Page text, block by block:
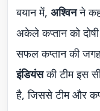
बयान में, अश्विनने
अकेले कप्तान को
सफल कप्तान की
इंडियंसकी टीम इस
है, जिससे टीम और